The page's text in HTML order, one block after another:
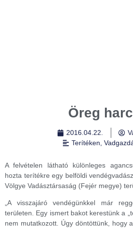
Öreg
2016.04.22.
Terítéken
A felvételen látható különleges
hozta terítékre egy belföldi
Völgye Vadásztársaság (Fejér megye)
„A visszajáró vendégünkkel már
területen. Egy ismert bakot kerestünk a
nem mutatkozott. Úgy döntöttünk, hogy